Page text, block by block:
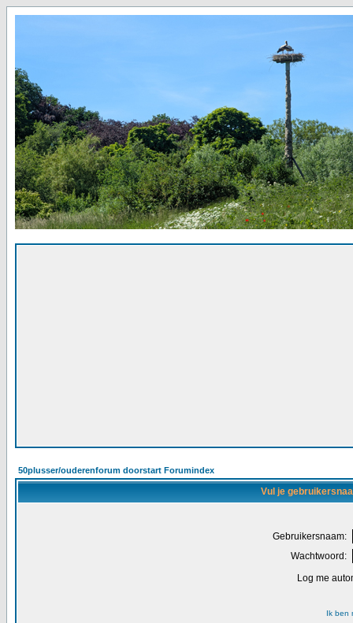
50plusser/ouderenforum doorstart Forumindex
Vul je
Gebruikersnaam:
Wachtwoord:
Log me
Ik ben